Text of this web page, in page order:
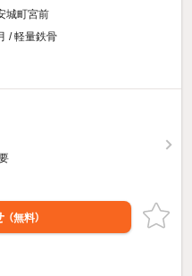
城町宮前
/ 軽量鉄骨
（無料）